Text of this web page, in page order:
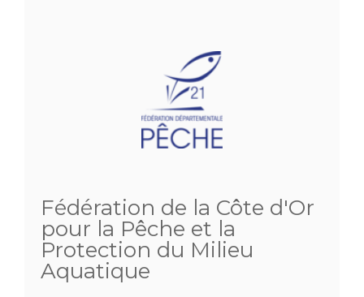
Fédération de la Côte d'Or
pour la Pêche et la
Protection du Milieu
Aquatique